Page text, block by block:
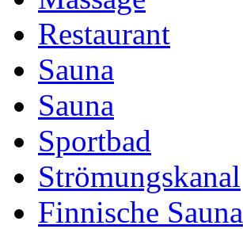
Restaurant
Sauna
Sauna
Sportbad
Strömungskanal
Finnische Sauna